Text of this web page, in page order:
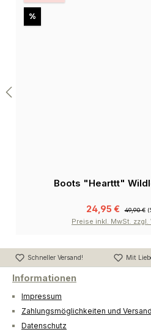
%Rabatt
Boots "Hearttt"
24,95 € 49,90 €
Preise inkl. MwSt.
Schneller Versand! Mit
Informationen
Impressum
Zahlungsmöglichkeiten und
Datenschutz